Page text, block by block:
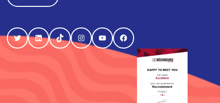
TwitterLinkedInTikTokInstagram
YouTubeFacebook